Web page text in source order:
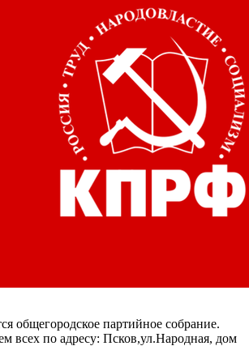
общегородское партийное собрание.
всех по адресу: Псков,ул.Народная, дом